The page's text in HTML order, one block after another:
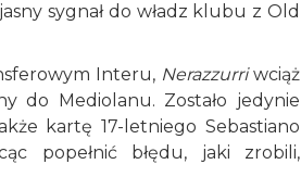
sygnał do władz klubu z Old
Interu, Nerazzurriwciąż
do Mediolanu. Zostało jedynie
kartę 17-letniego Sebastiano
popełnić błędu, jaki zrobili,